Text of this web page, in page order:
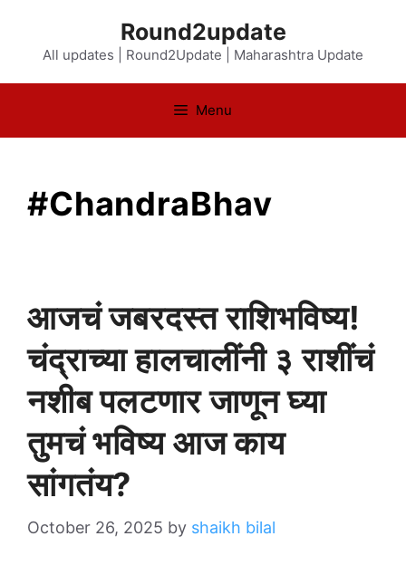
content
Round2update
All updates | Round2Update | Maharashtra Update
Menu
#ChandraBhav
आजचं जबरदस्त राशिभविष्य!
चंद्राच्या हालचालींनी ३ राशींचं
नशीब पलटणार जाणून घ्या
तुमचं भविष्य आज काय
सांगतंय?
October 26, 2025 by shaikh bilal